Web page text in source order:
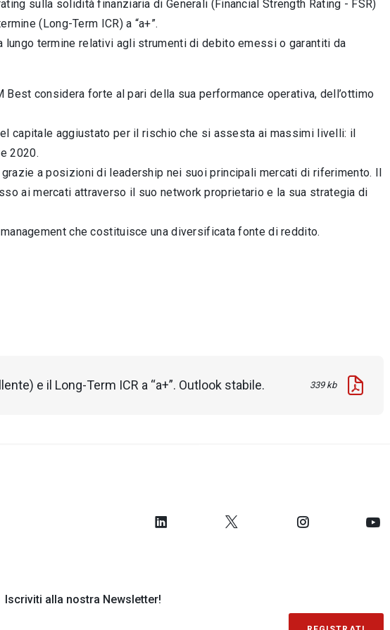
sulla solidità finanziaria di Generali (Financial Strength Rating - FSR)
(Long-Term ICR) a “a+”.
termine relativi agli strumenti di debito emessi o garantiti da
considera forte al pari della sua performance operativa, dell’ottimo
capitale aggiustato per il rischio che si assesta ai massimi livelli: il
2020.
a posizioni di leadership nei suoi principali mercati di riferimento. Il
ai mercati attraverso il suo network proprietario e la sua strategia di
che costituisce una diversificata fonte di reddito.
e il Long-Term ICR a “a+”. Outlook stabile. 339 kb
Iscriviti alla nostra Newsletter!